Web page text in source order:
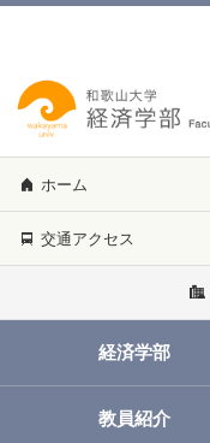
ホーム
交通アクセス
経済学部
教員紹介